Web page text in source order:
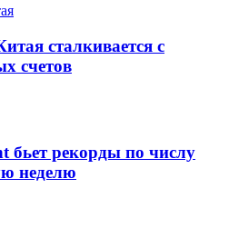
сталкивается с
счетов
бьет рекорды по числу
неделю